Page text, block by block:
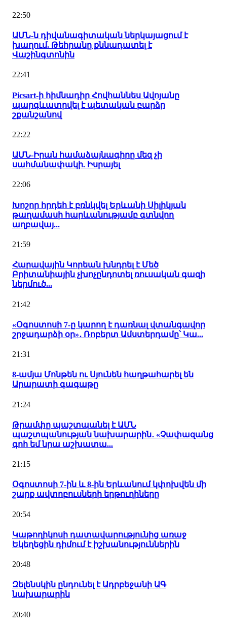
22:50
ԱՄՆ-ն դիվանագիտական ներկայացում է
խաղում. Թեհրանը քննադատել է
Վաշինգտոնին
22:41
Picsart-ի հիմնադիր Հովհաննես Ավոյանը
պարգևատրվել է պետական բարձր
շքանշանով
22:22
ԱՄՆ-Իրան համաձայնագիրը մեզ չի
սահմանափակի. Իսրայել
22:06
Խոշոր հրդեհ է բռնկվել Երևանի Սիլիկյան
թաղամասի հարևանությամբ գտնվող
աղբավայ...
21:59
Հարավային Կորեան խնդրել է Մեծ
Բրիտանիային չխոչընդոտել ռուսական գազի
ներմուծ...
21:42
«Օգոստոսի 7-ը կարող է դառնալ վտանգավոր
շրջադարձի օր»․ Ռոբերտ Ամստերդամը՝ Կա...
21:31
8-ամյա Մոնթեն ու Սյունեն հաղթահարել են
Արարատի գագաթը
21:24
Թրամփը պաշտպանել է ԱՄՆ
պաշտպանության նախարարին․ «Չափազանց
գոհ եմ նրա աշխատա...
21:15
Օգոստոսի 7-ին և 8-ին Երևանում կփոխվեն մի
շարք ավտոբուսների երթուղիները
20:54
Կաթողիկոսի դատավարությունից առաջ
Եկեղեցին դիմում է իշխանություններին
20:48
Զելենսկին ընդունել է Ադրբեջանի ԱԳ
նախարարին
20:40